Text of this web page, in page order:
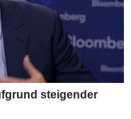
steigender